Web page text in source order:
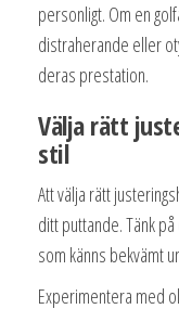
personligt. Om en
distraherande eller
deras prestation.
Välja rätt
stil
Att välja rätt
ditt puttande. Tänk
som känns bekvämt
Experimentera med